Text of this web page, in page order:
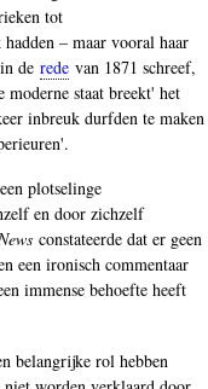
tot
– maar vooral haar
de rede van 1871 schreef,
moderne staat breekt' het
inbreuk durfden te maken
plotselinge
en door zichzelf
constateerde dat er geen
een ironisch commentaar
immense behoefte heeft
belangrijke rol hebben